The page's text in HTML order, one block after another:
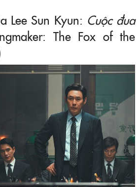
Lee Sun Kyun: Cuộc đua
The Fox of the